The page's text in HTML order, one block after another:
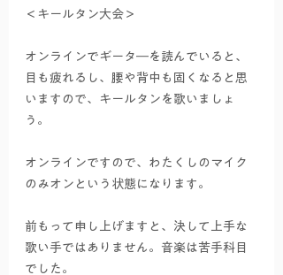
＜キールタン大会＞
オンラインでギータ―を読んでいると、
目も疲れるし、腰や背中も固くなると思
いますので、キールタンを歌いましょ
う。
オンラインですので、わたくしのマイク
のみオンという状態になります。
前もって申し上げますと、決して上手な
歌い手ではありません。音楽は苦手科目
でした。